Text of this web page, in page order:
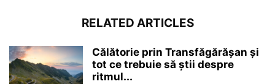
RELATED ARTICLES
Călătorie prin Transfăgărășan și
tot ce trebuie să știi despre
ritmul...